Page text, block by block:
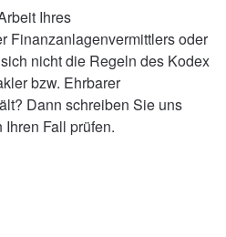
Ihres
Finanzanlagenvermittlers oder
nicht die Regeln des Kodex
bzw. Ehrbarer
Dann schreiben Sie uns
Fall prüfen.